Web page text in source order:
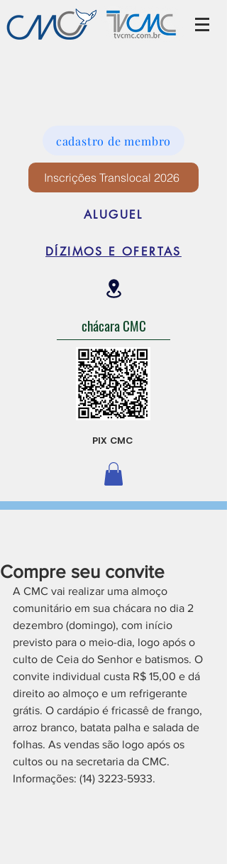
cadastro de membro
Inscrições Translocal 2026
ALUGUEL
DÍZIMOS E OFERTAS
chácara CMC
PIX CMC
Compre seu convite
A CMC vai realizar uma almoço
comunitário em sua chácara no dia 2
dezembro (domingo), com início
previsto para o meio-dia, logo após o
culto de Ceia do Senhor e batismos. O
convite individual custa R$ 15,00 e dá
direito ao almoço e um refrigerante
grátis. O cardápio é fricassê de frango,
arroz branco, batata palha e salada de
folhas. As vendas são logo após os
cultos ou na secretaria da CMC.
Informações: (14) 3223-5933.